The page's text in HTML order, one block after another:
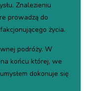
Znalezieniu
prowadzą do
życia.
podróży. W
końcu której, we
dokonuje się